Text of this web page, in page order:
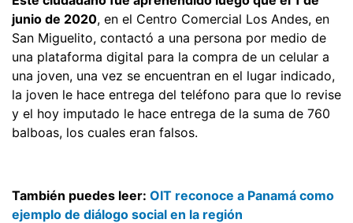
junio de 2020, en el Centro Comercial Los Andes, en
San Miguelito, contactó a una persona por medio de
una plataforma digital para la compra de un celular a
una joven, una vez se encuentran en el lugar indicado,
la joven le hace entrega del teléfono para que lo revise
y el hoy imputado le hace entrega de la suma de 760
balboas, los cuales eran falsos.
También puedes leer: OIT reconoce a Panamá como
ejemplo de diálogo social en la región